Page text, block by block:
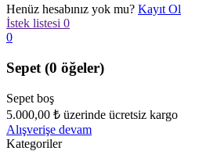
Henüz hesabınız yok mu? Kayıt Ol
İstek listesi 0
0
Sepet (0 öğeler)
Sepet boş
5.000,00 ₺ üzerinde ücretsiz kargo
Alışverişe devam
Kategoriler